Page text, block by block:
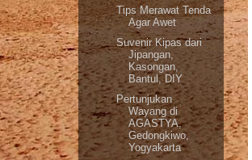
Tips Merawat Tenda
Agar Awet
Suvenir Kipas dari
Jipangan,
Kasongan,
Bantul, DIY
Pertunjukan
Wayang di
AGASTYA,
Gedongkiwo,
Yogyakarta